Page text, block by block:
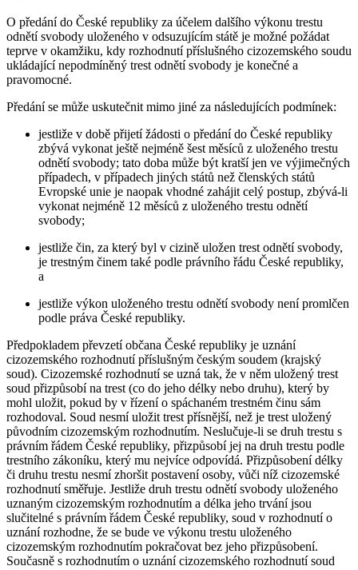
O předání do České republiky za účelem dalšího výkonu trestu
odnětí svobody uloženého v odsuzujícím státě je možné požádat
teprve v okamžiku, kdy rozhodnutí příslušného cizozemského soudu
ukládající nepodmíněný trest odnětí svobody je konečné a
pravomocné.
Předání se může uskutečnit mimo jiné za následujících podmínek:
jestliže v době přijetí žádosti o předání do České republiky
zbývá vykonat ještě nejméně šest měsíců z uloženého trestu
odnětí svobody; tato doba může být kratší jen ve výjimečných
případech, v případech jiných států než členských států
Evropské unie je naopak vhodné zahájit celý postup, zbývá-li
vykonat nejméně 12 měsíců z uloženého trestu odnětí
svobody;
jestliže čin, za který byl v cizině uložen trest odnětí svobody,
je trestným činem také podle právního řádu České republiky,
a
jestliže výkon uloženého trestu odnětí svobody není promlčen
podle práva České republiky.
Předpokladem převzetí občana České republiky je uznání
cizozemského rozhodnutí příslušným českým soudem (krajský
soud). Cizozemské rozhodnutí se uzná tak, že v něm uložený trest
soud přizpůsobí na trest (co do jeho délky nebo druhu), který by
mohl uložit, pokud by v řízení o spáchaném trestném činu sám
rozhodoval. Soud nesmí uložit trest přísnější, než je trest uložený
původním cizozemským rozhodnutím. Neslučuje-li se druh trestu s
právním řádem České republiky, přizpůsobí jej na druh trestu podle
trestního zákoníku, který mu nejvíce odpovídá. Přizpůsobení délky
či druhu trestu nesmí zhoršit postavení osoby, vůči níž cizozemské
rozhodnutí směřuje. Jestliže druh trestu odnětí svobody uloženého
uznaným cizozemským rozhodnutím a délka jeho trvání jsou
slučitelné s právním řádem České republiky, soud v rozhodnutí o
uznání rozhodne, že se bude ve výkonu trestu uloženého
cizozemským rozhodnutím pokračovat bez jeho přizpůsobení.
Současně s rozhodnutím o uznání cizozemského rozhodnutí soud